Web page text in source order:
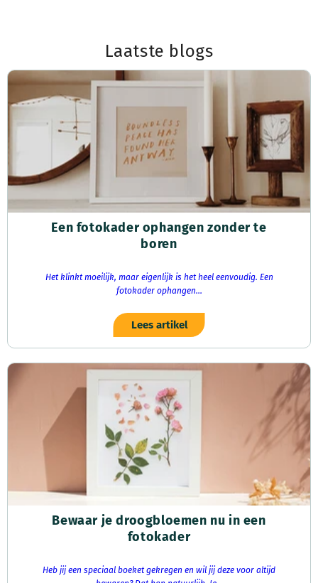
Laatste blogs
Een fotokader ophangen zonder te
boren
Het klinkt moeilijk, maar eigenlijk is het heel eenvoudig. Een
fotokader ophangen...
Lees artikel
Bewaar je droogbloemen nu in een
fotokader
Heb jij een speciaal boeket gekregen en wil jij deze voor altijd